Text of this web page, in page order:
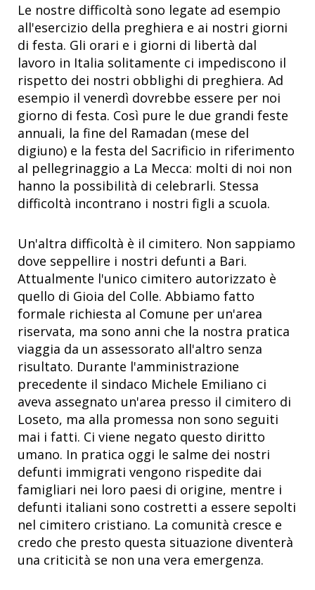
Le nostre difficoltà sono legate ad esempio
all'esercizio della preghiera e ai nostri giorni
di festa. Gli orari e i giorni di libertà dal
lavoro in Italia solitamente ci impediscono il
rispetto dei nostri obblighi di preghiera. Ad
esempio il venerdì dovrebbe essere per noi
giorno di festa. Così pure le due grandi feste
annuali, la fine del Ramadan (mese del
digiuno) e la festa del Sacrificio in riferimento
al pellegrinaggio a La Mecca: molti di noi non
hanno la possibilità di celebrarli. Stessa
difficoltà incontrano i nostri figli a scuola.
Un'altra difficoltà è il cimitero. Non sappiamo
dove seppellire i nostri defunti a Bari.
Attualmente l'unico cimitero autorizzato è
quello di Gioia del Colle. Abbiamo fatto
formale richiesta al Comune per un'area
riservata, ma sono anni che la nostra pratica
viaggia da un assessorato all'altro senza
risultato. Durante l'amministrazione
precedente il sindaco Michele Emiliano ci
aveva assegnato un'area presso il cimitero di
Loseto, ma alla promessa non sono seguiti
mai i fatti. Ci viene negato questo diritto
umano. In pratica oggi le salme dei nostri
defunti immigrati vengono rispedite dai
famigliari nei loro paesi di origine, mentre i
defunti italiani sono costretti a essere sepolti
nel cimitero cristiano. La comunità cresce e
credo che presto questa situazione diventerà
una criticità se non una vera emergenza.